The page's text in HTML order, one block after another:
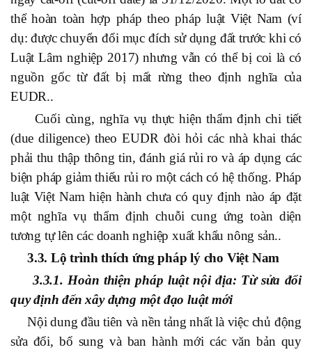
thể hoàn toàn hợp pháp theo pháp luật Việt Nam (ví
dụ: được chuyển đổi mục đích sử dụng đất trước khi có
Luật Lâm nghiệp 2017) nhưng vẫn có thể bị coi là có
nguồn gốc từ đất bị mất rừng theo định nghĩa của
EUDR..
Cuối cùng, nghĩa vụ thực hiện thẩm định chi tiết
(due diligence) theo EUDR đòi hỏi các nhà khai thác
phải thu thập thông tin, đánh giá rủi ro và áp dụng các
biện pháp giảm thiểu rủi ro một cách có hệ thống. Pháp
luật Việt Nam hiện hành chưa có quy định nào áp đặt
một nghĩa vụ thẩm định chuỗi cung ứng toàn diện
tương tự lên các doanh nghiệp xuất khẩu nông sản..
3.3. Lộ trình thích ứng pháp lý cho Việt Nam
3.3.1. Hoàn thiện pháp luật nội địa: Từ sửa đổi
quy định đến xây dựng một đạo luật mới
Nội dung đầu tiên và nền tảng nhất là việc chủ động
sửa đổi, bổ sung và ban hành mới các văn bản quy